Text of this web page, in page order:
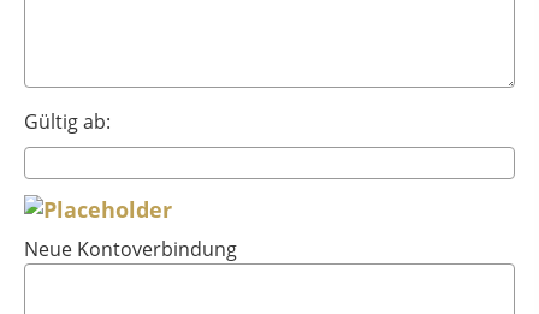
Gültig ab:
Neue Kontoverbindung